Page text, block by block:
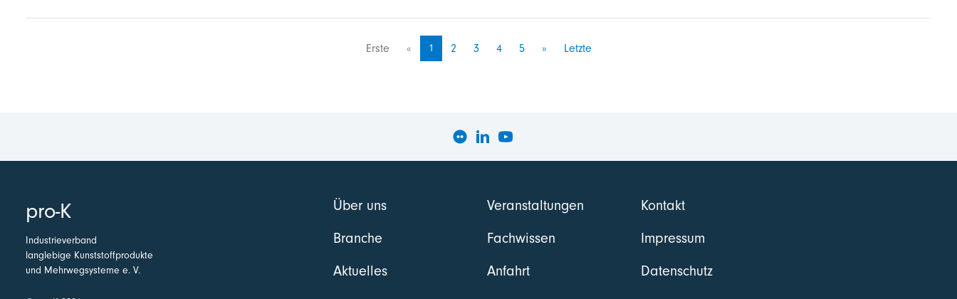
Erste « 1 2 3 4 5 » Letzte
pro-K
Industrieverband
langlebige Kunststoffprodukte
und Mehrwegsysteme e. V.
Über uns
Branche
Aktuelles
Veranstaltungen
Fachwissen
Anfahrt
Kontakt
Impressum
Datenschutz